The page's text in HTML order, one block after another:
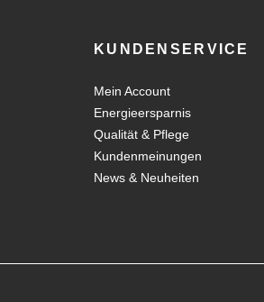
KUNDENSERVICE
Mein Account
Energieersparnis
Qualität & Pflege
Kundenmeinungen
News & Neuheiten